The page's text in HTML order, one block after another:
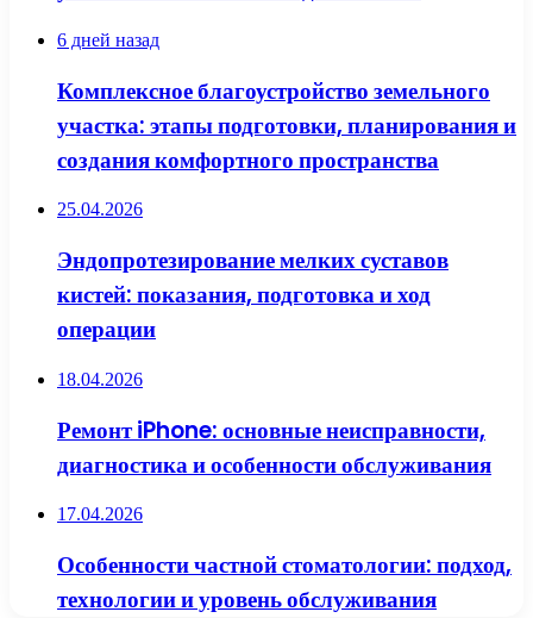
6 дней назад
Комплексное благоустройство земельного
участка: этапы подготовки, планирования и
создания комфортного пространства
25.04.2026
Эндопротезирование мелких суставов
кистей: показания, подготовка и ход
операции
18.04.2026
Ремонт iPhone: основные неисправности,
диагностика и особенности обслуживания
17.04.2026
Особенности частной стоматологии: подход,
технологии и уровень обслуживания